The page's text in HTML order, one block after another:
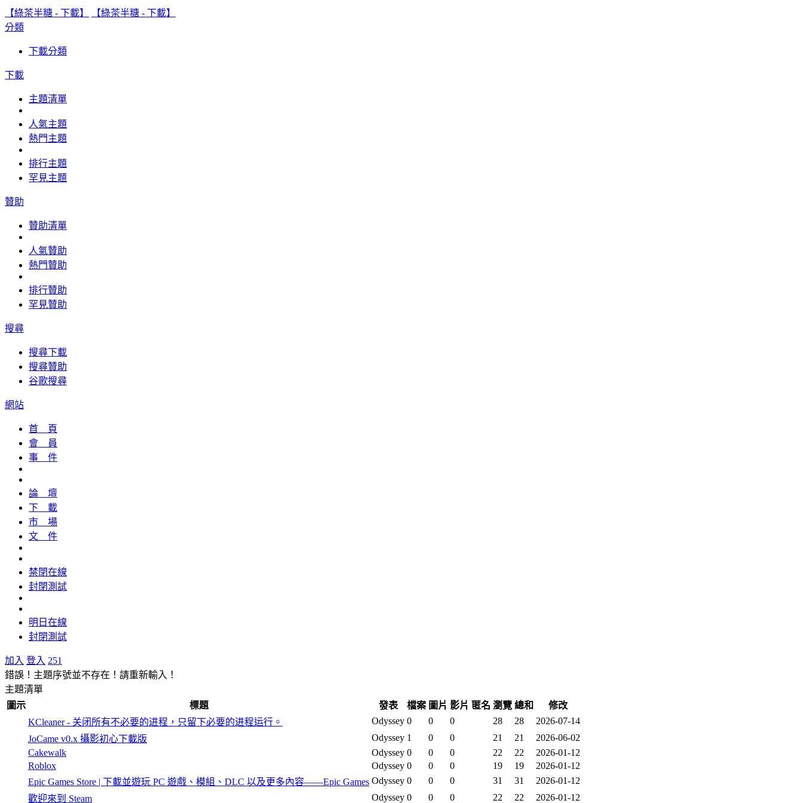
【綠茶半糖 - 下載】
【綠茶半糖 - 下載】
分類
下載分類
下載
主題清單
人氣主題
熱門主題
排行主題
罕見主題
贊助
贊助清單
人氣贊助
熱門贊助
排行贊助
罕見贊助
搜尋
搜尋下載
搜尋贊助
谷歌搜尋
網站
首 頁
會 員
事 件
論 壇
下 載
市 場
文 件
禁閉在線
封閉測試
明日在線
封閉測試
加入 登入 251
錯誤！主題序號並不存在！請重新輸入！
主題清單
圖示
標題 發表 檔案 圖片 影片 匿名 瀏覽 總和
修改
KCleaner - 关闭所有不必要的进程，只留下必要的进程运行。
Odyssey 0 0 0 28 28
2026-07-14
JoCame v0.x 攝影初心下載版
Odyssey 1 0 0 21 21
2026-06-02
Cakewalk
Odyssey 0 0 0 22 22
2026-01-12
Roblox
Odyssey 0 0 0 19 19
2026-01-12
Epic Games Store | 下載並遊玩 PC 遊戲、模組、DLC 以及更多內容——Epic Games Odyssey 0 0 0 31 31
2026-01-12
歡迎來到 Steam
Odyssey 0 0 0 22 22 2026-01-12